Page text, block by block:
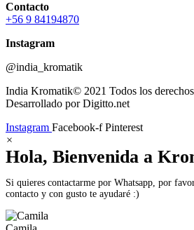
Contacto
+56 9 84194870
Instagram
@india_kromatik
India Kromatik© 2021 Todos los
Desarrollado por Digitto.net
Instagram Facebook-f Pinterest
×
Hola, Bienvenida a
Si quieres contactarme por Whatsapp, por
contacto y con gusto te ayudaré :)